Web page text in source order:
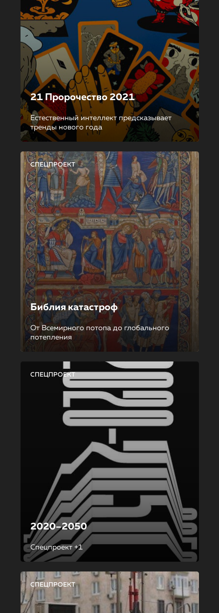
21 Пророчество 2021
Естественный интеллект предсказывает
тренды нового года
СПЕЦПРОЕКТ
Библия катастроф
От Всемирного потопа до глобального
потепления
СПЕЦПРОЕКТ
2020–2050
Спецпроект +1
СПЕЦПРОЕКТ